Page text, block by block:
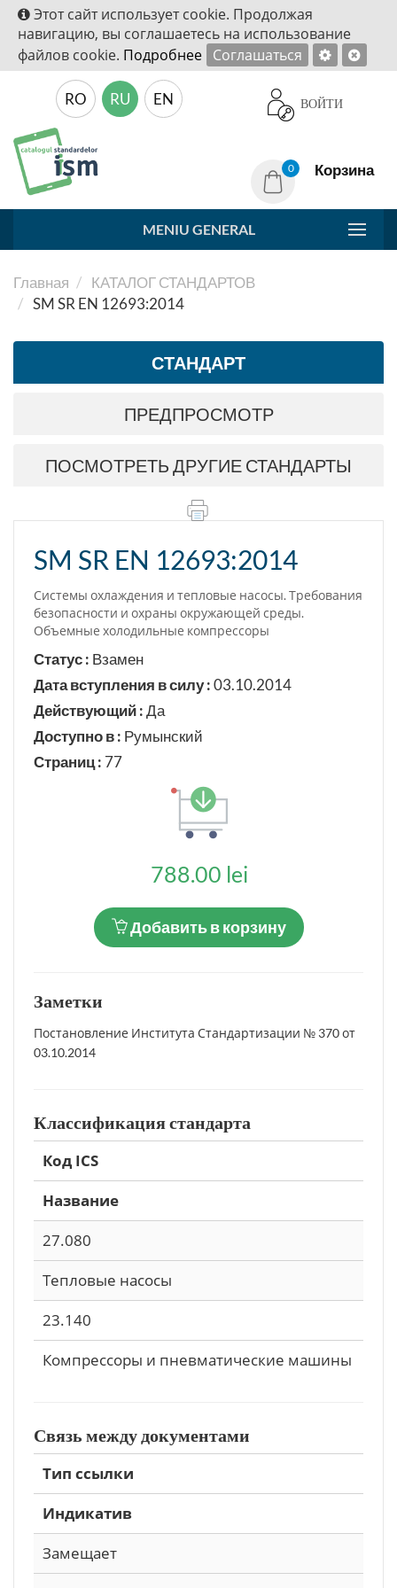
Этот сайт использует cookie. Продолжая
навигацию, вы соглашаетесь на использование
файлов cookie. Подробнее Соглашаться
ВОЙТИ
RO RU EN
0 Корзина
MENIU GENERAL
Главная
КАТАЛОГ СТАНДАРТОВ
SM SR EN 12693:2014
СТАНДАРТ
ПРЕДПРОСМОТР
ПОСМОТРЕТЬ ДРУГИЕ СТАНДАРТЫ
SM SR EN 12693:2014
Системы охлаждения и тепловые насосы. Требования
безопасности и охраны окружающей среды.
Объемные холодильные компрессоры
Статус : Взамен
Дата вступления в силу :03.10.2014
Действующий :Да
Доступно в : Румынский
Страниц : 77
788.00 lei
Добавить в корзину
Заметки
Постановление Института Стандартизации № 370 от
03.10.2014
Классификация стандарта
Код ICS
Название
27.080
Тепловые насосы
23.140
Компрессоры и пневматические машины
Связь между документами
Тип ссылки
Индикатив
Замещает